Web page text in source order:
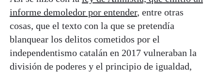
informe demoledor por entender, entre otras
cosas, que el texto con la que se pretendía
blanquear los delitos cometidos por el
independentismo catalán en 2017 vulneraban la
división de poderes y el principio de igualdad,